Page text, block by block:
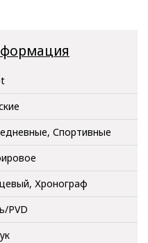
Спортивные
Хронограф
PVD